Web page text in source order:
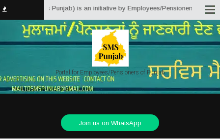
Solutions Punjab) is an initiative by Employees/Pensioners of
Portal for Employees/Pensioners of Punjab
Join us on WhatsApp